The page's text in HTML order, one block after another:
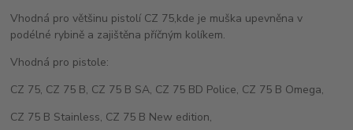
Vhodná pro většinu pistolí CZ 75,kde je muška upevněna v
podélné rybině a zajištěna příčným kolíkem.
Vhodná pro pistole:
CZ 75, CZ 75 B, CZ 75 B SA, CZ 75 BD Police, CZ 75 B Omega,
CZ 75 B Stainless, CZ 75 B New edition,